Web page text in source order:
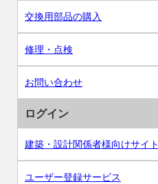
交換用部品の購入
修理・点検
お問い合わせ
ログイン
建築・設計関係者様向けサイト
ユーザー登録サービス